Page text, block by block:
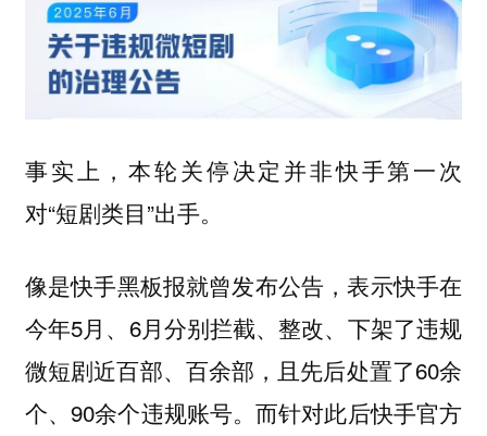
事实上，本轮关停决定并非快手第一次
对“短剧类目”出手。
像是快手黑板报就曾发布公告，表示快手在
今年5月、6月分别拦截、整改、下架了违规
微短剧近百部、百余部，且先后处置了60余
个、90余个违规账号。而针对此后快手官方